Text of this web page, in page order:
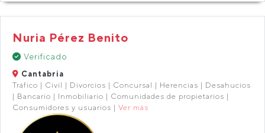
Nuria Pérez Benito
Verificado
Cantabria
Tráfico | Civil | Divorcios | Concursal | Herencias | Desahucios
| Bancario | Inmobiliario | Comunidades de propietarios |
Consumidores y usuarios | Ver más